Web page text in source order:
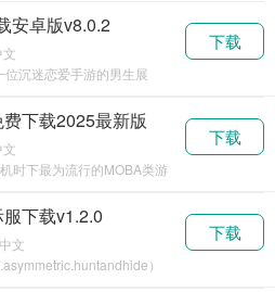
安卓版v8.0.2
位沉迷恋爱手游的男生展
下载
下载2025最新版
时下最为流行的MOBA类游
下载
下载v1.2.0
文
）
下载